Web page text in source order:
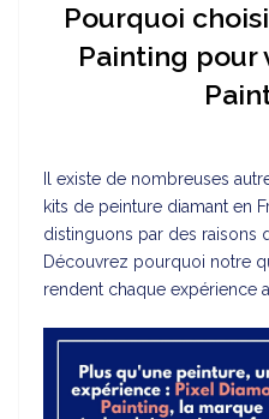
Pourquoi
Painting pour
Il existe de nombreuses
kits de peinture diamant en
distinguons par des raisons
Découvrez pourquoi notre
rendent chaque expérience